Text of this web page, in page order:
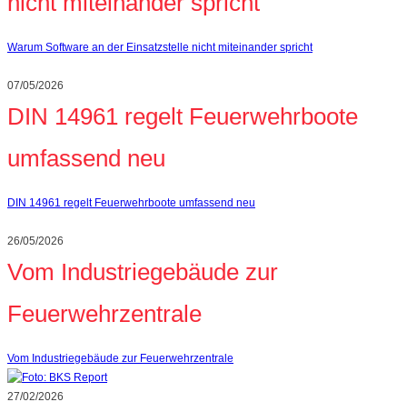
Warum Software an der Einsatzstelle nicht miteinander spricht
07/05/2026
DIN 14961 regelt Feuerwehrboote
umfassend neu
DIN 14961 regelt Feuerwehrboote umfassend neu
26/05/2026
Vom Industriegebäude zur
Feuerwehrzentrale
Vom Industriegebäude zur Feuerwehrzentrale
27/02/2026